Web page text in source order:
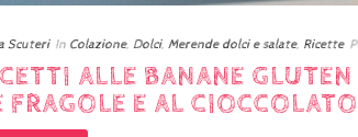
Scuteri In Colazione, Dolci, Merende dolci e salate, Ricette
ALLE BANANE
FRAGOLE E AL CIOCCOLATO